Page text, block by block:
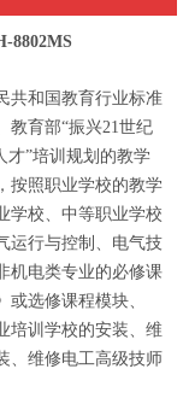
8802MS
共和国教育行业标准
教育部“振兴21世纪
才”培训规划的教学
按照职业学校的教学
学校、中等职业学校
运行与控制、电气技
机电类专业的必修课
选修课程模块、
培训学校的安装、维
、维修电工高级技师